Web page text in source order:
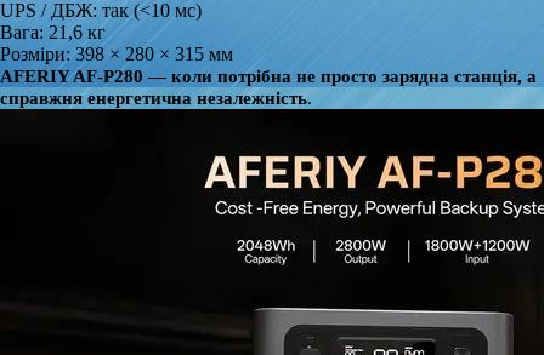
UPS / ДБЖ: так (<10 мс)
Вага: 21,6 кг
Розміри: 398 × 280 × 315 мм
AFERIY AF-P280 — коли потрібна не просто зарядна станція, а
справжня енергетична незалежність.